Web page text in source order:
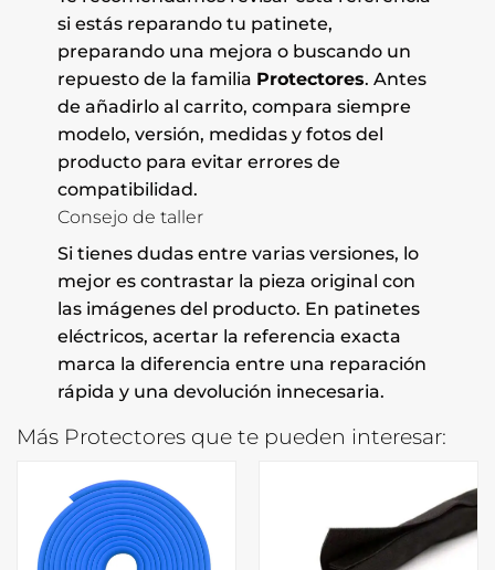
si estás reparando tu patinete,
preparando una mejora o buscando un
repuesto de la familia Protectores. Antes
de añadirlo al carrito, compara siempre
modelo, versión, medidas y fotos del
producto para evitar errores de
compatibilidad.
Consejo de taller
Si tienes dudas entre varias versiones, lo
mejor es contrastar la pieza original con
las imágenes del producto. En patinetes
eléctricos, acertar la referencia exacta
marca la diferencia entre una reparación
rápida y una devolución innecesaria.
Más Protectores que te pueden interesar: